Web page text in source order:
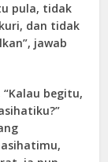
pula, tidak
dan tidak
jawab
begitu,